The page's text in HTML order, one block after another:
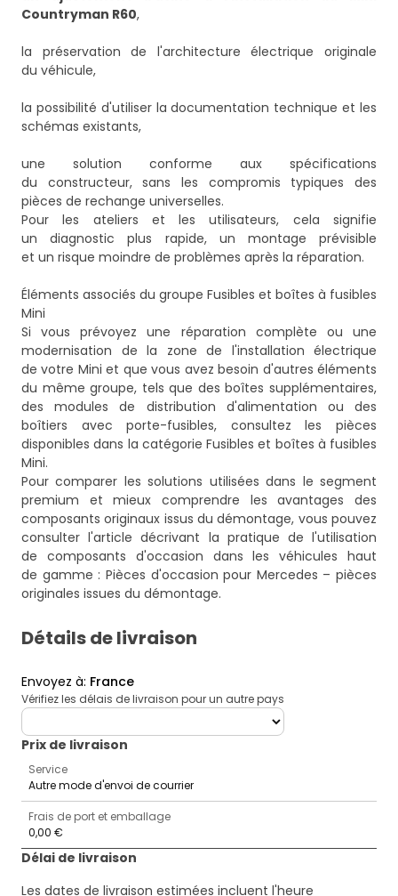
Countryman R60,
la préservation de l'architecture électrique originale
du véhicule,
la possibilité d'utiliser la documentation technique et les
schémas existants,
une solution conforme aux spécifications
du constructeur, sans les compromis typiques des
pièces de rechange universelles.
Pour les ateliers et les utilisateurs, cela signifie
un diagnostic plus rapide, un montage prévisible
et un risque moindre de problèmes après la réparation.
Éléments associés du groupe Fusibles et boîtes à fusibles
Mini
Si vous prévoyez une réparation complète ou une
modernisation de la zone de l'installation électrique
de votre Mini et que vous avez besoin d'autres éléments
du même groupe, tels que des boîtes supplémentaires,
des modules de distribution d'alimentation ou des
boîtiers avec porte-fusibles, consultez les pièces
disponibles dans la catégorie Fusibles et boîtes à fusibles
Mini.
Pour comparer les solutions utilisées dans le segment
premium et mieux comprendre les avantages des
composants originaux issus du démontage, vous pouvez
consulter l'article décrivant la pratique de l'utilisation
de composants d'occasion dans les véhicules haut
de gamme : Pièces d'occasion pour Mercedes – pièces
originales issues du démontage.
Détails de livraison
Envoyez à: France
Vérifiez les délais de livraison pour un autre pays
deliveryCountry
Prix ​​de livraison
Service
Autre mode d'envoi de courrier
Frais de port et emballage
0,00 €
Délai de livraison
Les dates de livraison estimées incluent l'heure